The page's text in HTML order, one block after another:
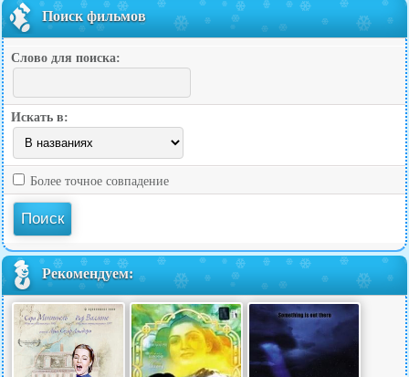
Поиск фильмов
Слово для поиска:
Искать в:
Более точное совпадение
Рекомендуем: